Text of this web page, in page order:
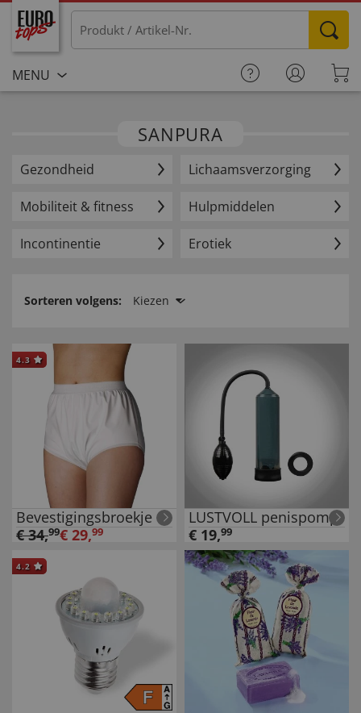
MENU
SANPURA
Gezondheid Lichaamsverzorging
Mobiliteit & fitness Hulpmiddelen
Incontinentie Erotiek
Sorteren volgens: Kiezen
4.3
Bevestigingsbroekje
€34,99€ 29,99
LUSTVOLL penispomp
€ 19,99
4.2